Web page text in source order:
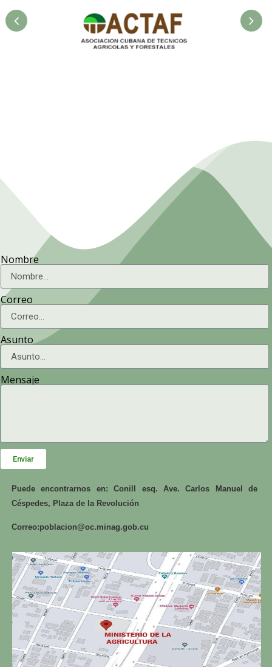
Nombre
Correo
Asunto
Mensaje
Enviar
Puede encontrarnos en: Conill esq. Ave. Carlos Manuel de
Céspedes, Plaza de la Revolución
Correo:poblacion@oc.minag.gob.cu